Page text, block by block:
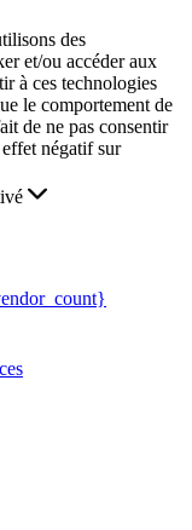
des
et/ou accéder aux
à ces technologies
le comportement de
de ne pas consentir
négatif sur